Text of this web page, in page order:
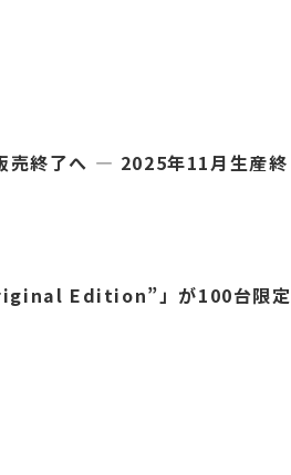
売終了へ ― 2025年11月生産終
Edition”」が100台限定